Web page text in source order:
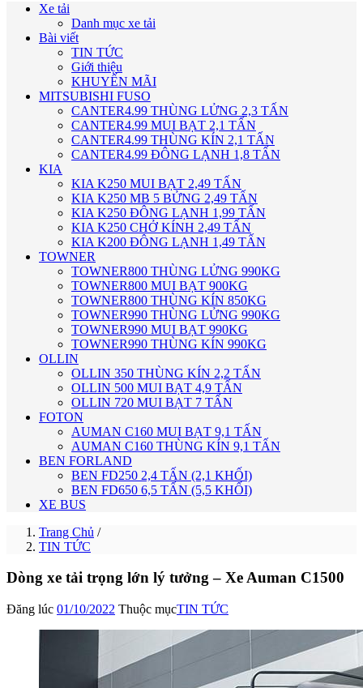
Xe tải
Danh mục xe tải
Bài viết
TIN TỨC
Giới thiệu
KHUYẾN MÃI
MITSUBISHI FUSO
CANTER4.99 THÙNG LỬNG 2,3 TẤN
CANTER4.99 MUI BẠT 2,1 TẤN
CANTER4.99 THÙNG KÍN 2,1 TẤN
CANTER4.99 ĐÔNG LẠNH 1,8 TẤN
KIA
KIA K250 MUI BẠT 2,49 TẤN
KIA K250 MB 5 BỬNG 2,49 TẤN
KIA K250 ĐÔNG LẠNH 1,99 TẤN
KIA K250 CHỞ KÍNH 2,49 TẤN
KIA K200 ĐÔNG LẠNH 1,49 TẤN
TOWNER
TOWNER800 THÙNG LỬNG 990KG
TOWNER800 MUI BẠT 900KG
TOWNER800 THÙNG KÍN 850KG
TOWNER990 THÙNG LỬNG 990KG
TOWNER990 MUI BẠT 990KG
TOWNER990 THÙNG KÍN 990KG
OLLIN
OLLIN 350 THÙNG KÍN 2,2 TẤN
OLLIN 500 MUI BẠT 4,9 TẤN
OLLIN 720 MUI BẠT 7 TẤN
FOTON
AUMAN C160 MUI BẠT 9,1 TẤN
AUMAN C160 THÙNG KÍN 9,1 TẤN
BEN FORLAND
BEN FD250 2,4 TẤN (2,1 KHỐI)
BEN FD650 6,5 TẤN (5,5 KHỐI)
XE BUS
Trang Chủ /
TIN TỨC
Dòng xe tải trọng lớn lý tưởng – Xe Auman C1500
Đăng lúc 01/10/2022 Thuộc mụcTIN TỨC